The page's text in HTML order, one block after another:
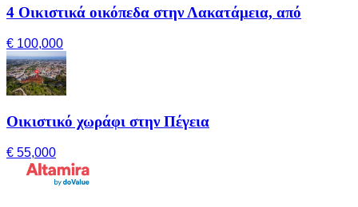
4 Οικιστικά οικόπεδα στην Λακατάμεια, από
€ 100,000
Οικιστικό χωράφι στην Πέγεια
€ 55,000